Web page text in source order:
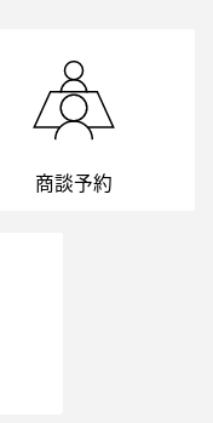
商談予約